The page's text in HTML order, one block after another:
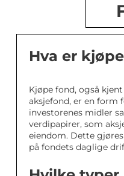
Hva er
Kjøpe fond, også
aksjefond, er en form
investorenes midler
verdipapirer, som
eiendom. Dette
på fondets daglige